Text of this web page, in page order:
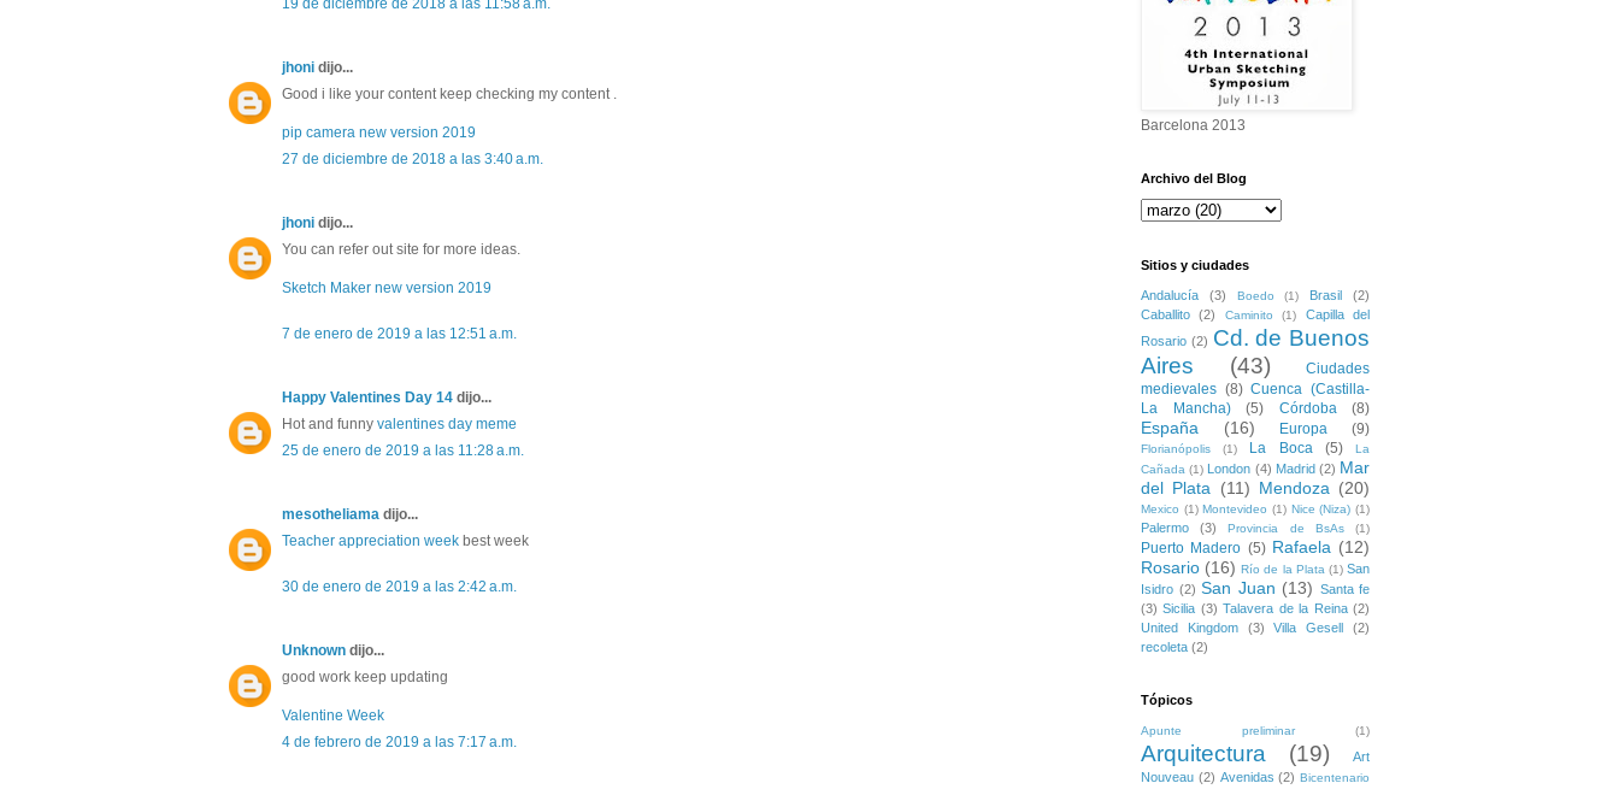
19 de diciembre de 2018 a las 11:58 a.m.
jhoni dijo...
Good i like your content keep checking my content .
pip camera new version 2019
27 de diciembre de 2018 a las 3:40 a.m.
jhoni dijo...
You can refer out site for more ideas.
Sketch Maker new version 2019
7 de enero de 2019 a las 12:51 a.m.
Happy Valentines Day 14 dijo...
Hot and funny valentines day meme
25 de enero de 2019 a las 11:28 a.m.
mesotheliama dijo...
Teacher appreciation week best week
30 de enero de 2019 a las 2:42 a.m.
Unknown dijo...
good work keep updating
Valentine Week
4 de febrero de 2019 a las 7:17 a.m.
Barcelona 2013
Archivo del Blog
Sitios y ciudades
Andalucía (3) Boedo (1) Brasil
(2)
Caballito
(2) Caminito (1)
Capilla del
Rosario (2) Cd. de Buenos
Aires
(43)
Ciudades
medievales (8) Cuenca (Castilla-
La Mancha)
(5) Córdoba (8)
España (16) Europa (9)
Florianópolis (1) La Boca (5)
La
Cañada (1) London (4) Madrid (2) Mar
del Plata (11) Mendoza (20)
Mexico (1) Montevideo (1) Nice (Niza) (1)
Palermo (3) Provincia de BsAs (1)
Puerto Madero (5) Rafaela (12)
Rosario (16) Río de la Plata (1) San
Isidro (2) San Juan (13) Santa fe
(3) Sicilia (3) Talavera de la Reina (2)
United Kingdom
(3) Villa Gesell
(2)
recoleta (2)
Tópicos
Apunte preliminar (1)
Arquitectura (19)
Art
Nouveau (2) Avenidas (2) Bicentenario